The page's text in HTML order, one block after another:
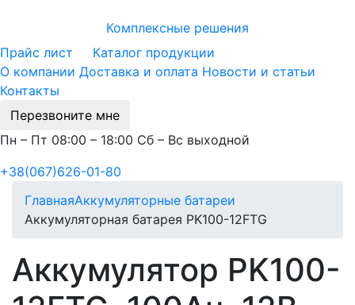
Комплексные решения
Прайс лист
Каталог продукции
О компании Доставка и оплата Новости и статьи
Контакты
Перезвоните мне
Пн – Пт 08:00 – 18:00 Сб – Вс выходной
+38(067)626-01-80
ГлавнаяАккумуляторные батареи
Аккумуляторная батарея PK100-12FTG
Аккумулятор PK100-